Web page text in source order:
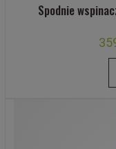
Spodnie